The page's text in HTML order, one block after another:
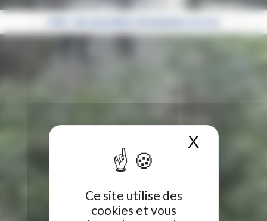
Ce site utilise des
cookies et vous
X